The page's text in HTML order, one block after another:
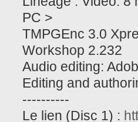
PC >
TMPGEnc 3.0
Workshop 2.232
Audio editing:
Editing and
----------
Le lien (Disc 1) :